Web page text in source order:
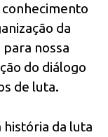
da
nossa
do diálogo
de luta.
história da luta